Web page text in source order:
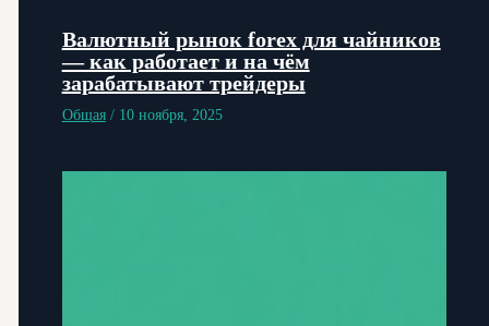
Валютный рынок forex для чайников
— как работает и на чём
зарабатывают трейдеры
Общая/ 10 ноября, 2025